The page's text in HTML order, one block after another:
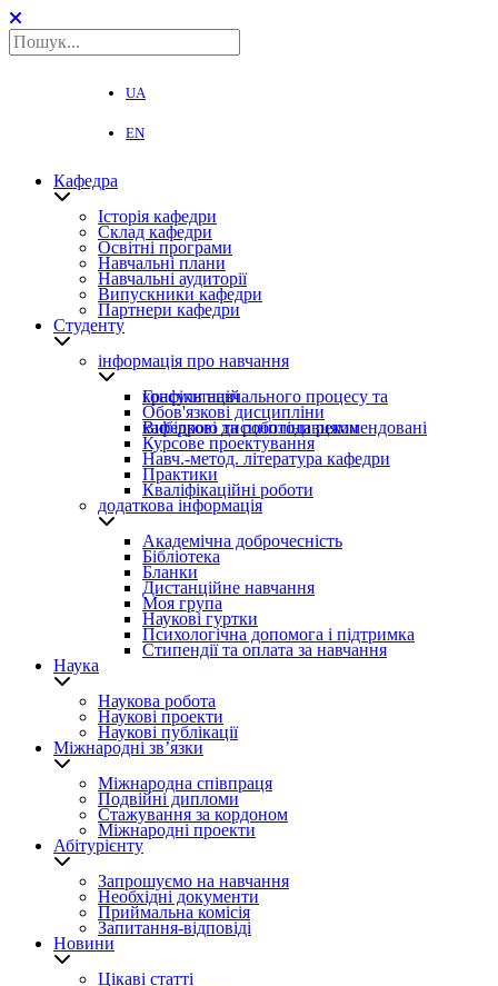
UA
EN
Кафедра
Історія кафедри
Склад кафедри
Освітні програми
Навчальні плани
Навчальні аудиторії
Випускники кафедри
Партнери кафедри
Студенту
інформація про навчання
Графіки навчального процесу та консультацій
Обов'язкові дисципліни
Вибіркові дисципліни рекомендовані кафедрою та роботодавцями
Курсове проектування
Навч.-метод. література кафедри
Практики
Кваліфікаційні роботи
додаткова інформація
Академічна доброчесність
Бібліотека
Бланки
Дистанційне навчання
Моя група
Наукові гуртки
Психологічна допомога і підтримка
Стипендії та оплата за навчання
Наука
Наукова робота
Наукові проекти
Наукові публікації
Міжнародні зв’язки
Міжнародна співпраця
Подвійні дипломи
Стажування за кордоном
Міжнародні проекти
Абітурієнту
Запрошуємо на навчання
Необхідні документи
Приймальна комісія
Запитання-відповіді
Новини
Цікаві статті